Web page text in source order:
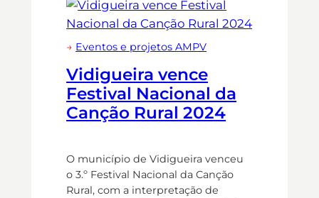
→ Eventos e projetos AMPV
Vidigueira vence
Festival Nacional da
Canção Rural 2024
O município de Vidigueira venceu
o 3.º Festival Nacional da Canção
Rural, com a interpretação de